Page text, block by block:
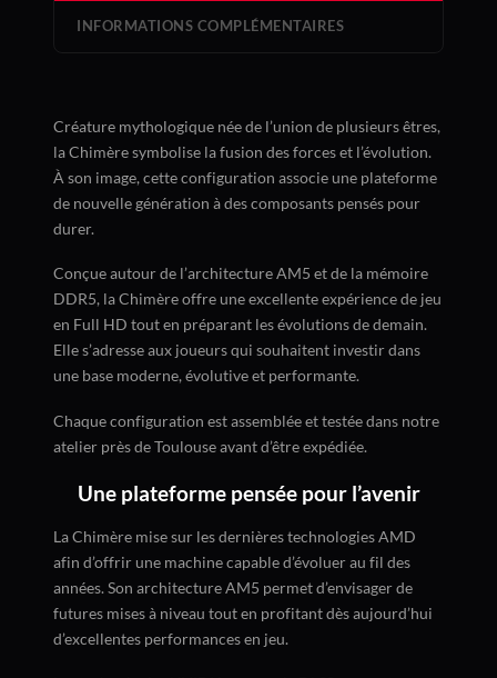
INFORMATIONS COMPLÉMENTAIRES
Créature mythologique née de l’union de plusieurs êtres,
la Chimère symbolise la fusion des forces et l’évolution.
À son image, cette configuration associe une plateforme
de nouvelle génération à des composants pensés pour
durer.
Conçue autour de l’architecture AM5 et de la mémoire
DDR5, la Chimère offre une excellente expérience de jeu
en Full HD tout en préparant les évolutions de demain.
Elle s’adresse aux joueurs qui souhaitent investir dans
une base moderne, évolutive et performante.
Chaque configuration est assemblée et testée dans notre
atelier près de Toulouse avant d’être expédiée.
Une plateforme pensée pour l’avenir
La Chimère mise sur les dernières technologies AMD
afin d’offrir une machine capable d’évoluer au fil des
années. Son architecture AM5 permet d’envisager de
futures mises à niveau tout en profitant dès aujourd’hui
d’excellentes performances en jeu.